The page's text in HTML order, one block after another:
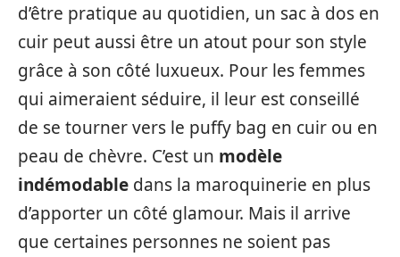
d’être pratique au quotidien, un sac à dos en
cuir peut aussi être un atout pour son style
grâce à son côté luxueux. Pour les femmes
qui aimeraient séduire, il leur est conseillé
de se tourner vers le puffy bag en cuir ou en
peau de chèvre. C’est un modèle
indémodable dans la maroquinerie en plus
d’apporter un côté glamour. Mais il arrive
que certaines personnes ne soient pas